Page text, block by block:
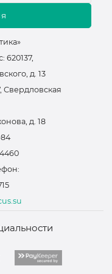
620137,
д. 13
Свердловская
д. 18